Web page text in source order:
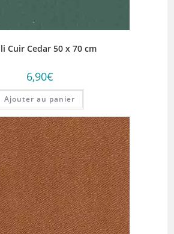
Cuir Cedar 50 x 70 cm
6,90€
Ajouter au panier